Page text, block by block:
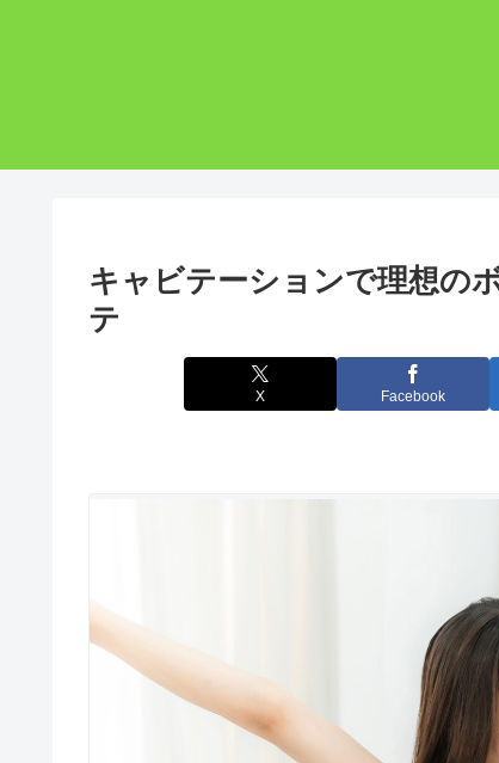
キャビテーションで理想の
テ
X Facebook